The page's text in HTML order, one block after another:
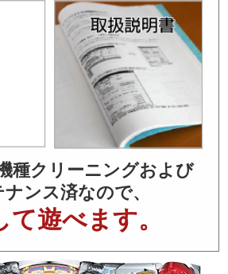
種クリーニングおよび
ンス済なので、
て遊べます。